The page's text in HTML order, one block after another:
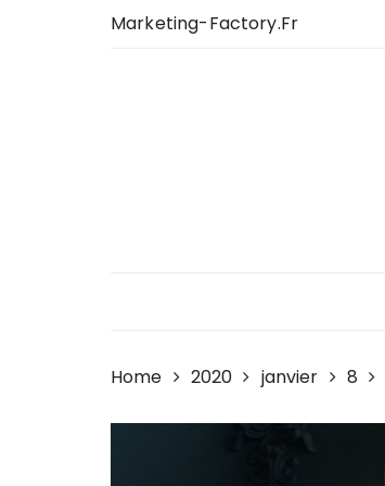
Marketing-Factory.fr
Home 2020 janvier 8